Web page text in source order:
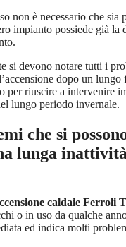
non è necessario che sia
impianto possiede già la
si devono notare tutti i
dopo un lungo
per riuscire a intervenire
lungo periodo invernale.
che si
lunga
caldaie Ferroli
o in uso da qualche
ed indica molti